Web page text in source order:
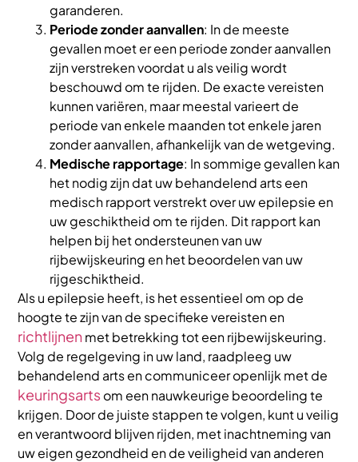
garanderen.
Periode zonder aanvallen: In de meeste
gevallen moet er een periode zonder aanvallen
zijn verstreken voordat u als veilig wordt
beschouwd om te rijden. De exacte vereisten
kunnen variëren, maar meestal varieert de
periode van enkele maanden tot enkele jaren
zonder aanvallen, afhankelijk van de wetgeving.
Medische rapportage: In sommige gevallen kan
het nodig zijn dat uw behandelend arts een
medisch rapport verstrekt over uw epilepsie en
uw geschiktheid om te rijden. Dit rapport kan
helpen bij het ondersteunen van uw
rijbewijskeuring en het beoordelen van uw
rijgeschiktheid.
Als u epilepsie heeft, is het essentieel om op de
hoogte te zijn van de specifieke vereisten en
richtlijnenmet betrekking tot een rijbewijskeuring.
Volg de regelgeving in uw land, raadpleeg uw
behandelend arts en communiceer openlijk met de
keuringsartsom een nauwkeurige beoordeling te
krijgen. Door de juiste stappen te volgen, kunt u veilig
en verantwoord blijven rijden, met inachtneming van
uw eigen gezondheid en de veiligheid van anderen